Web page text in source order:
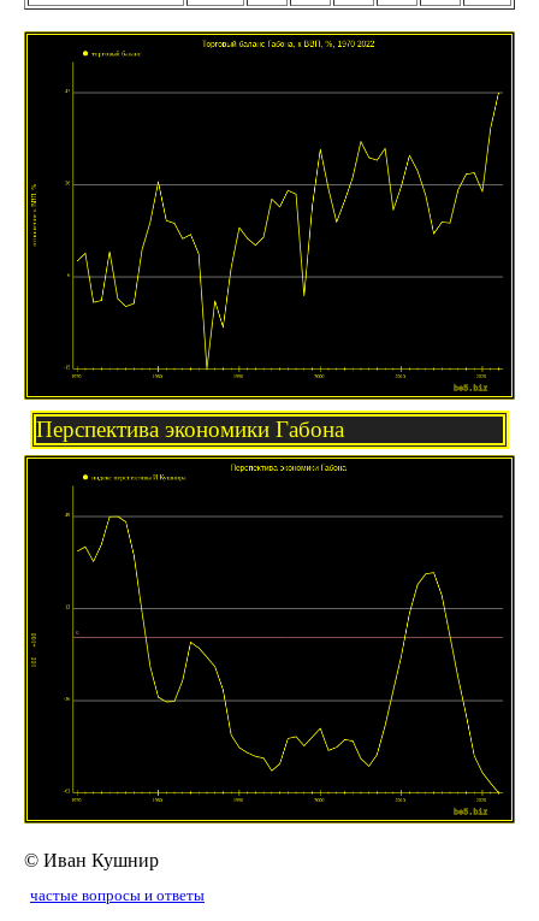
Перспектива экономики Габона
© Иван Кушнир
частые вопросы и ответы